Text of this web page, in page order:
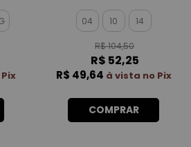
04 10 14
R$ 104,50
R$ 52,25
R$ 49,64 à vista no Pix
COMPRAR